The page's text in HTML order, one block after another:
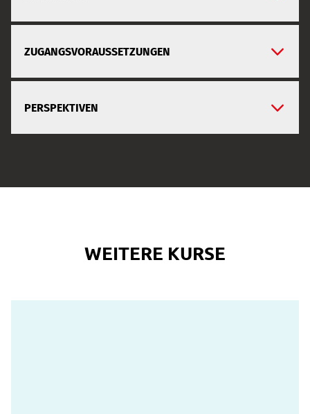
ZUGANGSVORAUSSETZUNGEN
PERSPEKTIVEN
WEITERE KURSE